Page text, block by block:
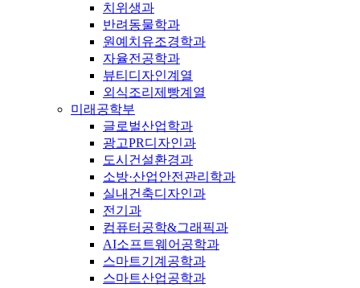
치위생과
반려동물학과
원예치유조경학과
자율전공학과
뷰티디자인계열
외식조리제빵계열
미래공학부
글로벌산업학과
광고PR디자인과
도시건설환경과
소방·산업안전관리학과
실내건축디자인과
전기과
컴퓨터공학&그래픽과
AI소프트웨어공학과
스마트기계공학과
스마트산업공학과